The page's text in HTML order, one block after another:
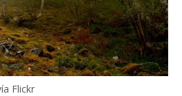
Flickr